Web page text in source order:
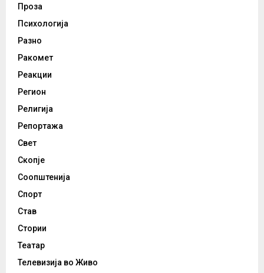
Проза
Психологија
Разно
Ракомет
Реакции
Регион
Религија
Репортажа
Свет
Скопје
Соопштенија
Спорт
Став
Стории
Театар
Телевизија во Живо